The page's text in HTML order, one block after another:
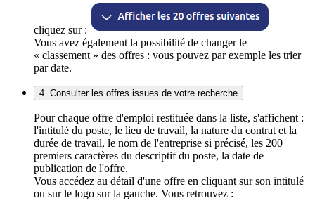
cliquez sur :
Vous avez également la possibilité de changer le
« classement » des offres : vous pouvez par exemple les trier
par date.
4. Consulter les offres issues de votre recherche
Pour chaque offre d'emploi restituée dans la liste, s'affichent :
l'intitulé du poste, le lieu de travail, la nature du contrat et la
durée de travail, le nom de l'entreprise si précisé, les 200
premiers caractères du descriptif du poste, la date de
publication de l'offre.
Vous accédez au détail d'une offre en cliquant sur son intitulé
ou sur le logo sur la gauche. Vous retrouvez :